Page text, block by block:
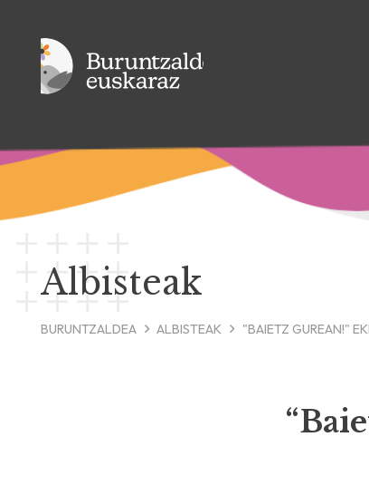
Albisteak
BURUNTZALDEA ALBISTEAK "BAIETZ GUREAN!"